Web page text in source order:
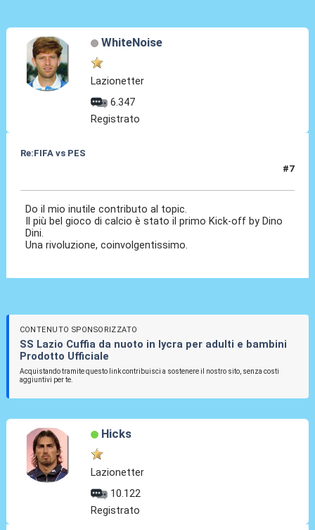
WhiteNoise
Lazionetter
6.347
Registrato
Re:FIFA vs PES
#7
Do il mio inutile contributo al topic.
Il più bel gioco di calcio è stato il primo Kick-off by Dino
Dini.
Una rivoluzione, coinvolgentissimo.
CONTENUTO SPONSORIZZATO
SS Lazio Cuffia da nuoto in lycra per adulti e bambini
Prodotto Ufficiale
Acquistando tramite questo link contribuisci a sostenere il nostro sito, senza costi
aggiuntivi per te.
Hicks
Lazionetter
10.122
Registrato